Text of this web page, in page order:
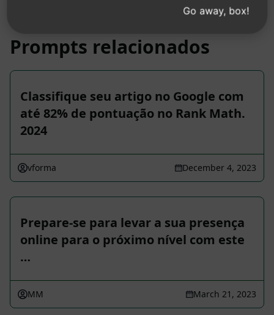
Prompts relacionados
Classifique seu artigo no Google com
até 82% de pontuação no Rank Math.
2024
vforma December 4, 2023
Prepare-se para levar a sua presença
online para o próximo nível com este
…
MM March 21, 2023
Go away, box!